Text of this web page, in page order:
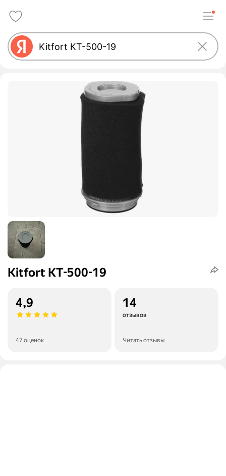
Kitfort КТ-500-19
4,9
47 оценок
14
отзывов
Читать отзывы